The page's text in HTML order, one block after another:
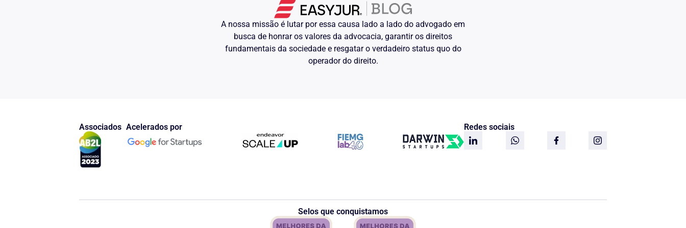
A nossa missão é lutar por essa causa lado a lado do advogado em
busca de honrar os valores da advocacia, garantir os direitos
fundamentais da sociedade e resgatar o verdadeiro status quo do
operador do direito.
Associados Acelerados por Redes sociais
Selos que conquistamos